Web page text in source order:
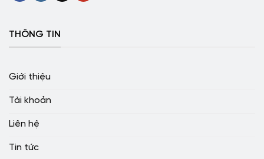
THÔNG TIN
Giới thiệu
Tài khoản
Liên hệ
Tin tức